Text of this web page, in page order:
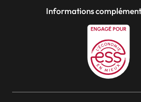
Informations